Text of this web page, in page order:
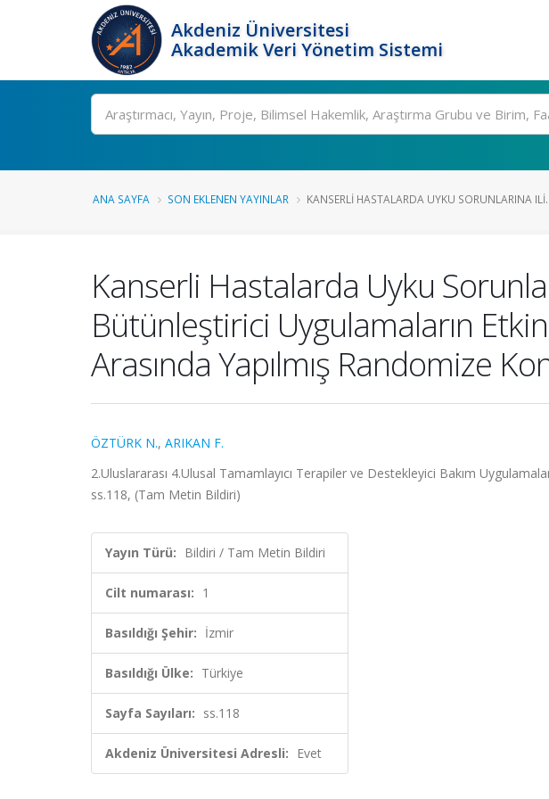
Akdeniz Üniversitesi
Akademik Veri Yönetim Sistemi
Ara
ANA SAYFA SON EKLENEN YAYINLAR KANSERLI HASTALARDA UYKU SORUNLARINA
Kanserli Hastalarda Uyku
Bütünleştirici Uygulamaların
Arasında Yapılmış Randomize
ÖZTÜRK N., ARIKAN F.
2.Uluslararası 4.Ulusal Tamamlayıcı Terapiler ve Destekleyici Bakım
ss.118, (Tam Metin Bildiri)
Yayın Türü: Bildiri / Tam Metin Bildiri
Cilt numarası: 1
Basıldığı Şehir: İzmir
Basıldığı Ülke: Türkiye
Sayfa Sayıları: ss.118
Akdeniz Üniversitesi Adresli: Evet